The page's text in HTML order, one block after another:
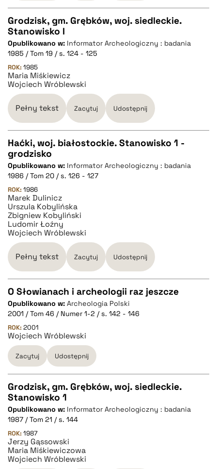
pobierz cytat
CZYSTY TEKST
pobierz cytat
BIBTEX
pobierz cytat
Grodzisk, gm. Grębków, woj. siedleckie.
Stanowisko I
Opublikowano w: Informator Archeologiczny : badania
1985 / Tom 19 / s. 124 - 125
ROK: 1985
Maria Miśkiewicz
Wojciech Wróblewski
Pełny tekst Zacytuj Udostępnij
CZYSTY TEKST
pobierz cytat
BIBTEX
pobierz cytat
Haćki, woj. białostockie. Stanowisko 1 -
grodzisko
Opublikowano w: Informator Archeologiczny : badania
1986 / Tom 20 / s. 126 - 127
ROK: 1986
Marek Dulinicz
Urszula Kobylińska
Zbigniew Kobyliński
Ludomir Łoźny
Wojciech Wróblewski
Pełny tekst Zacytuj Udostępnij
CZYSTY TEKST
pobierz cytat
BIBTEX
pobierz cytat
O Słowianach i archeologii raz jeszcze
Opublikowano w: Archeologia Polski
2001 / Tom 46 / Numer 1-2 / s. 142 - 146
ROK: 2001
Wojciech Wróblewski
Zacytuj Udostępnij
CZYSTY TEKST
pobierz cytat
BIBTEX
Grodzisk, gm. Grębków, woj. siedleckie.
Stanowisko 1
Opublikowano w: Informator Archeologiczny : badania
1987 / Tom 21 / s. 144
ROK: 1987
Jerzy Gąssowski
Maria Miśkiewiczowa
Wojciech Wróblewski